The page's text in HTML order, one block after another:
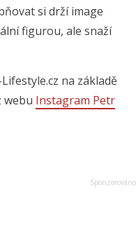
si drží image
figurou, ale snaží
na základě
webu Instagram Petr